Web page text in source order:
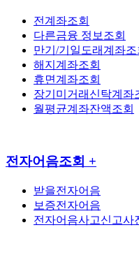
전계좌조회
다른금융 정보조회
만기/기일도래계좌조
해지계좌조회
휴면계좌조회
장기미거래신탁계좌
월평균계좌잔액조회
전자어음조회 +
받을전자어음
보증전자어음
전자어음사고신고사